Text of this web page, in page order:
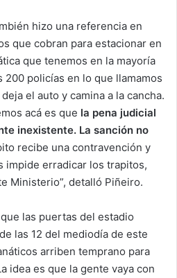
hizo una referencia en
que cobran para estacionar en
que tenemos en la mayoría
200 policías en lo que llamamos
el auto y camina a la cancha.
acá es que la pena judicial
inexistente. La sanción no
recibe una contravención y
impide erradicar los trapitos,
Ministerio”, detalló Piñeiro.
las puertas del estadio
las 12 del mediodía de este
arriben temprano para
idea es que la gente vaya con